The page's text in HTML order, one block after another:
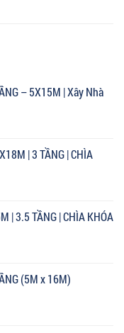
– 5X15M | Xây Nhà
| 3 TẦNG | CHÌA
| 3.5 TẦNG | CHÌA KHÓA
(5M x 16M)